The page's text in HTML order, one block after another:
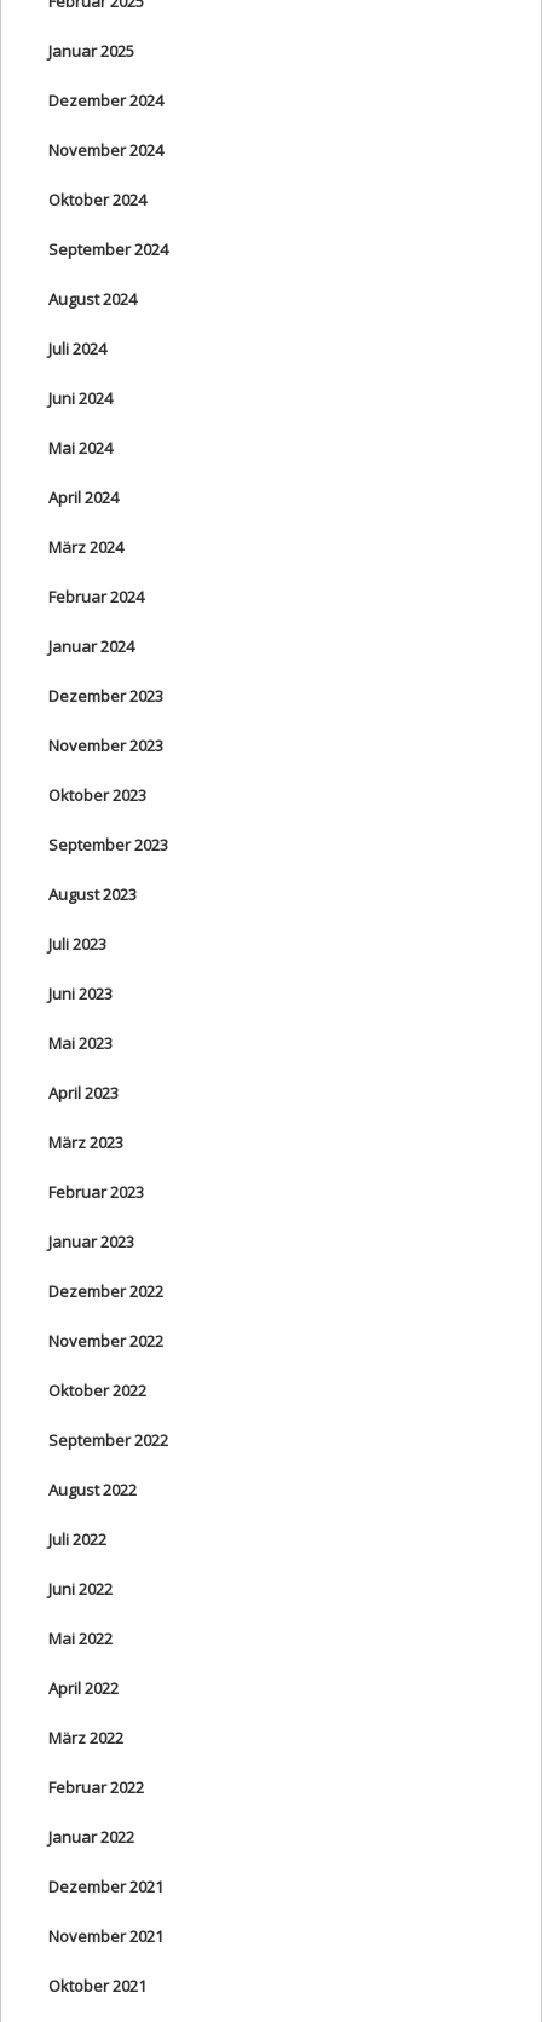
Januar 2025
Dezember 2024
November 2024
Oktober 2024
September 2024
August 2024
Juli 2024
Juni 2024
Mai 2024
April 2024
März 2024
Februar 2024
Januar 2024
Dezember 2023
November 2023
Oktober 2023
September 2023
August 2023
Juli 2023
Juni 2023
Mai 2023
April 2023
März 2023
Februar 2023
Januar 2023
Dezember 2022
November 2022
Oktober 2022
September 2022
August 2022
Juli 2022
Juni 2022
Mai 2022
April 2022
März 2022
Februar 2022
Januar 2022
Dezember 2021
November 2021
Oktober 2021